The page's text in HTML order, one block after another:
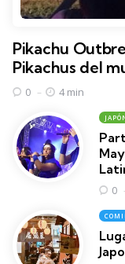
Pikachu
Pikachus del
0 4 min
0